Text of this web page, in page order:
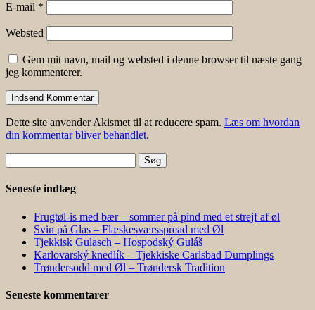
E-mail *
Websted
Gem mit navn, mail og websted i denne browser til næste gang
jeg kommenterer.
Dette site anvender Akismet til at reducere spam. Læs om hvordan
din kommentar bliver behandlet.
efter:
Seneste indlæg
Frugtøl-is med bær – sommer på pind med et strejf af øl
Svin på Glas – Flæskesværsspread med Øl
Tjekkisk Gulasch – Hospodský Guláš
Karlovarský knedlík – Tjekkiske Carlsbad Dumplings
Trøndersodd med Øl – Trøndersk Tradition
Seneste kommentarer